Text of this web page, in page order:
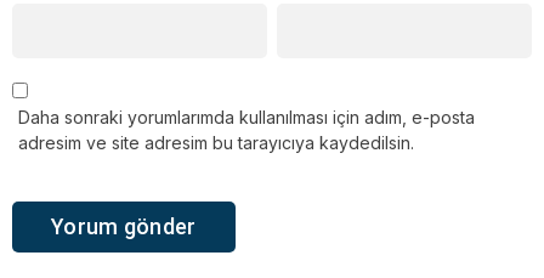
Daha sonraki yorumlarımda kullanılması için adım, e-posta
adresim ve site adresim bu tarayıcıya kaydedilsin.